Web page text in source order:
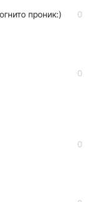
0
проник:)
0
0